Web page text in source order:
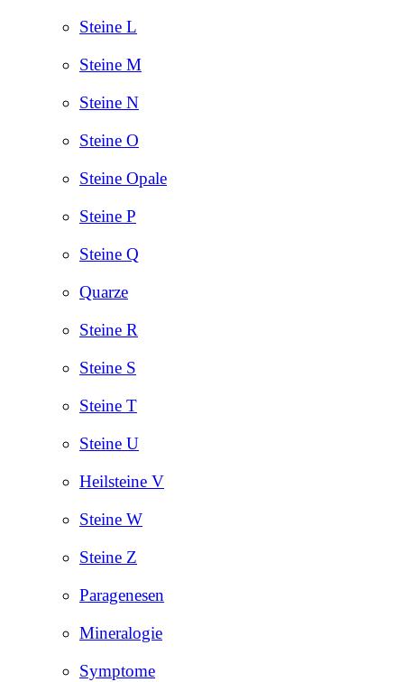
Steine L
Steine M
Steine N
Steine O
Steine Opale
Steine P
Steine Q
Quarze
Steine R
Steine S
Steine T
Steine U
Heilsteine V
Steine W
Steine Z
Paragenesen
Mineralogie
Symptome